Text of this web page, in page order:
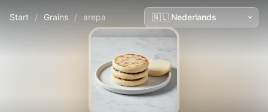
Start / Grains / arepa